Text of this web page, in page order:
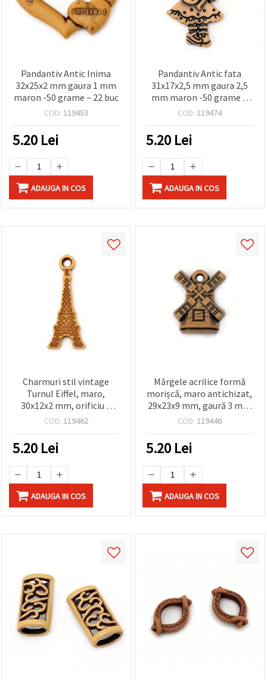
Pandantiv Antic Inima
32x25x2 mm gaura 1 mm
maron -50 grame ~ 22 buc
COD: 119453
5.20 Lei
ADAUGA IN COS
Pandantiv Antic fata
31x17x2,5 mm gaura 2,5
mm maron -50 grame ~
83 buc
COD: 119474
5.20 Lei
ADAUGA IN COS
Charmuri stil vintage
Turnul Eiffel, maro,
30x12x2 mm, orificiu 2
mm, 50 g (~160 buc.) –
elegante pentru bijuterii
și hobby creativ
COD: 119462
5.20 Lei
ADAUGA IN COS
Mărgele acrilice formă
morișcă, maro antichizat,
29x23x9 mm, gaură 3 mm
- 50 g (~15 buc.)
COD: 119446
5.20 Lei
ADAUGA IN COS